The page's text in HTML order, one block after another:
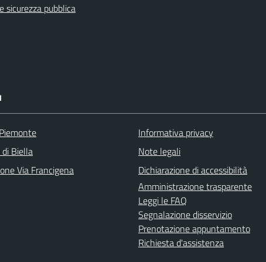
sicurezza pubblica
Biella
Via Francigena
Informativa privacy
Note legali
Dichiarazione di accessibilità
Amministrazione trasparente
Leggi le FAQ
Segnalazione disservizio
Prenotazione appuntamento
Richiesta d'assistenza